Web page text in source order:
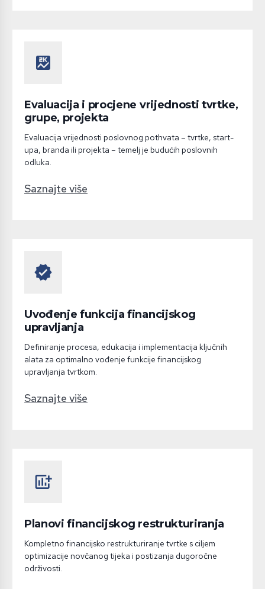
score
Evaluacija i procjene vrijednosti tvrtke,
grupe, projekta
Evaluacija vrijednosti poslovnog pothvata – tvrtke, start-
upa, branda ili projekta – temelj je budućih poslovnih
odluka.
Saznajte više
verified
Uvođenje funkcija financijskog
upravljanja
Definiranje procesa, edukacija i implementacija ključnih
alata za optimalno vođenje funkcije financijskog
upravljanja tvrtkom.
Saznajte više
add_chart
Planovi financijskog restrukturiranja
Kompletno financijsko restrukturiranje tvrtke s ciljem
optimizacije novčanog tijeka i postizanja dugoročne
održivosti.